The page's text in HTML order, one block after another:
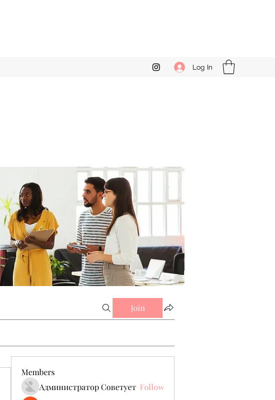
Log In
Join
Members
Администратор Советует Follow